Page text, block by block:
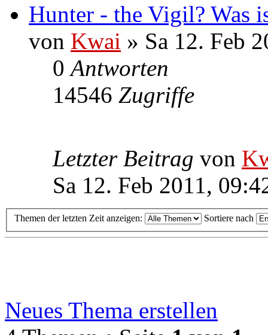
Hunter - the Vigil? Was
von Kwai » Sa 12. Feb
0Antworten
14546 Zugriffe
Letzter Beitrag von
Sa 12. Feb 2011,
Themen der letzten Zeit anzeigen: Sortiere nach
Neues Thema erstellen